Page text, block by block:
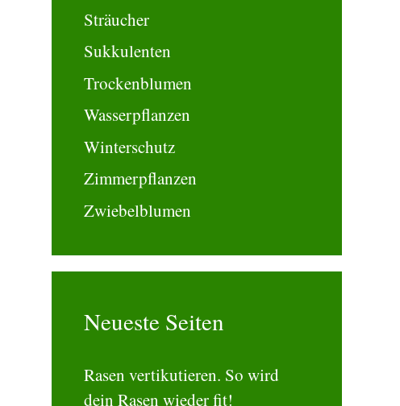
Sträucher
Sukkulenten
Trockenblumen
Wasserpflanzen
Winterschutz
Zimmerpflanzen
Zwiebelblumen
Neueste Seiten
Rasen vertikutieren. So wird
dein Rasen wieder fit!